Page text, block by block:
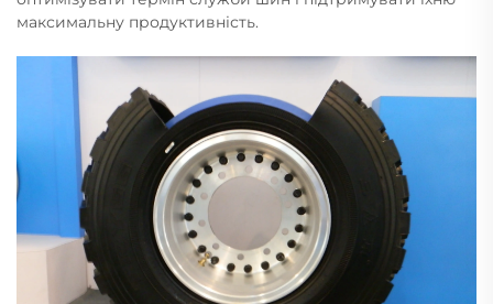
максимальну продуктивність.